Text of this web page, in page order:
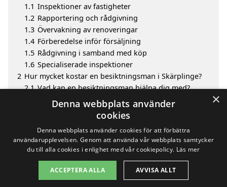
1.1 Inspektioner av fastigheter
1.2 Rapportering och rådgivning
1.3 Övervakning av renoveringar
1.4 Förberedelse inför försäljning
1.5 Rådgivning i samband med köp
1.6 Specialiserade inspektioner
2 Hur mycket kostar en besiktningsman i Skärplinge?
2.1 Vad kan en besiktningsman hjälpa dig med?
Fördelar med att välja besiktningsman i Skärplinge
Sök efter en skicklig besiktningsman i de omgivande
Copyright 2026 - Pilanto Aps
Om / kontakt Blogg Webbplatskarta Villkor
×
Denna webbplats använder
cookies
Denna webbplats använder cookies för att förbättra
användarupplevelsen. Genom att använda vår webbplats samtycker
du till alla cookies i enlighet med vår cookiepolicy. Läs mer
ACCEPTERA ALLA AVVISA ALLT